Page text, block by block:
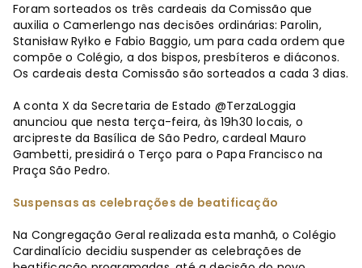
Foram sorteados os três cardeais da Comissão que
auxilia o Camerlengo nas decisões ordinárias: Parolin,
Stanisław Ryłko e Fabio Baggio, um para cada ordem que
compõe o Colégio, a dos bispos, presbíteros e diáconos.
Os cardeais desta Comissão são sorteados a cada 3 dias.
A conta X da Secretaria de Estado @TerzaLoggia
anunciou que nesta terça-feira, às 19h30 locais, o
arcipreste da Basílica de São Pedro, cardeal Mauro
Gambetti, presidirá o Terço para o Papa Francisco na
Praça São Pedro.
Suspensas as celebrações de beatificação
Na Congregação Geral realizada esta manhã, o Colégio
Cardinalício decidiu suspender as celebrações de